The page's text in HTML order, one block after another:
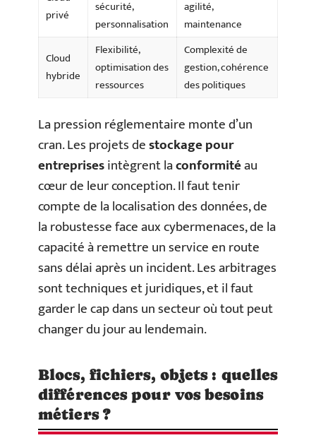
privé
sécurité,
personnalisation
agilité,
maintenance
Cloud
hybride
Flexibilité,
optimisation des
ressources
Complexité de
gestion, cohérence
des politiques
La pression réglementaire monte d’un
cran. Les projets destockage pour
entreprisesintègrent laconformitéau
cœur de leur conception. Il faut tenir
compte de la localisation des données, de
la robustesse face aux cybermenaces, de la
capacité à remettre un service en route
sans délai après un incident. Les arbitrages
sont techniques et juridiques, et il faut
garder le cap dans un secteur où tout peut
changer du jour au lendemain.
Blocs, fichiers, objets : quelles
différences pour vos besoins
métiers ?